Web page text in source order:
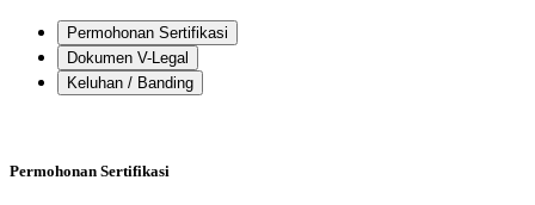
Permohonan Sertifikasi
Dokumen V-Legal
Keluhan / Banding
Permohonan Sertifikasi